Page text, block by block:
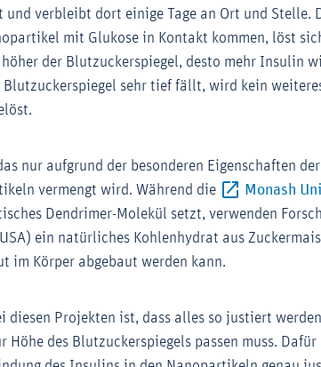
verbleibt dort einige Tage an Ort und Stelle.
mit Glukose in Kontakt kommen, löst
der Blutzuckerspiegel, desto mehr Insulin
Blutzuckerspiegel sehr tief fällt, wird kein
nur aufgrund der besonderen Eigenschaften
vermengt wird. Während die
Monash
Dendrimer-Molekül setzt, verwenden
(Öffnet im neuen Fenster)
ein natürliches Kohlenhydrat aus
im Körper abgebaut werden kann.
diesen Projekten ist, dass alles so justiert
Höhe des Blutzuckerspiegels passen muss. Dafür